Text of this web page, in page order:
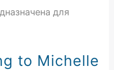
для
to Michelle